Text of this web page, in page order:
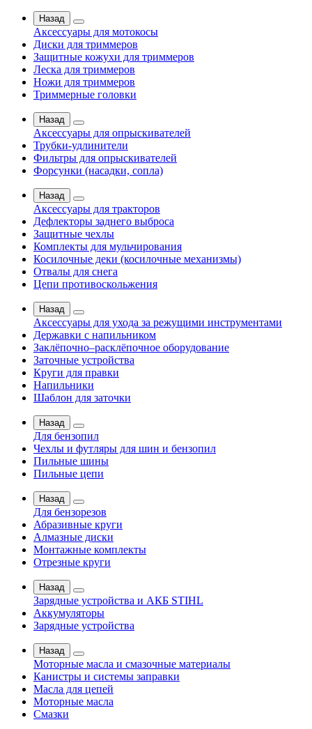
Назад
Аксессуары для мотокосы
Диски для триммеров
Защитные кожухи для триммеров
Леска для триммеров
Ножи для триммеров
Триммерные головки
Назад
Аксессуары для опрыскивателей
Трубки-удлинители
Фильтры для опрыскивателей
Форсунки (насадки, сопла)
Назад
Аксессуары для тракторов
Дефлекторы заднего выброса
Защитные чехлы
Комплекты для мульчирования
Косилочные деки (косилочные механизмы)
Отвалы для снега
Цепи противоскольжения
Назад
Аксессуары для ухода за режущими инструментами
Державки с напильником
Заклёпочно–расклёпочное оборудование
Заточные устройства
Круги для правки
Напильники
Шаблон для заточки
Назад
Для бензопил
Чехлы и футляры для шин и бензопил
Пильные шины
Пильные цепи
Назад
Для бензорезов
Абразивные круги
Алмазные диски
Монтажные комплекты
Отрезные круги
Назад
Зарядные устройства и АКБ STIHL
Аккумуляторы
Зарядные устройства
Назад
Моторные масла и смазочные материалы
Канистры и системы заправки
Масла для цепей
Моторные масла
Смазки